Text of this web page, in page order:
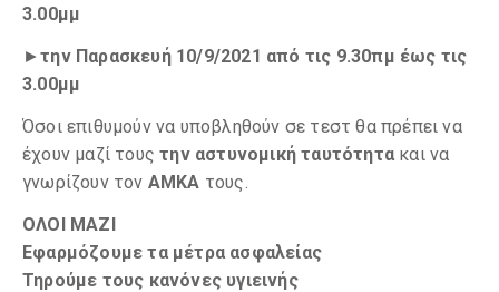
3.00μμ
►την Παρασκευή 10/9/2021 από τις 9.30πμ έως τις
3.00μμ
Όσοι επιθυμούν να υποβληθούν σε τεστ θα πρέπει να
έχουν μαζί τουςτην αστυνομική ταυτότητα και να
γνωρίζουν τον ΑΜΚΑ τους.
ΟΛΟΙ ΜΑΖΙ
Εφαρμόζουμε τα μέτρα ασφαλείας
Τηρούμε τους κανόνες υγιεινής